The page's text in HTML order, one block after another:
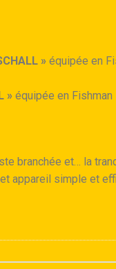
» équipée en
» équipée en Fishman
branchée et… la
appareil simple et